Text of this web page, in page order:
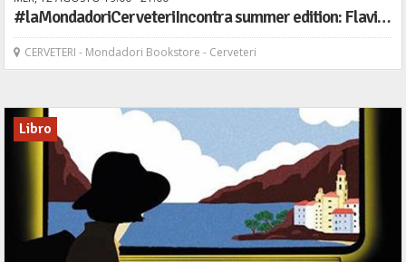
#laMondadoriCerveteriIncontra summer edition: Flavia Restivo presenta il libro "Gli svedesi lo fanno meglio" - Rizzoli
CERVETERI - Mondadori Bookstore - Cerveteri
Libro